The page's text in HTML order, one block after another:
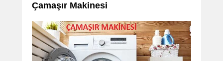
Çamaşır Makinesi